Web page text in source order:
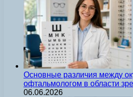
Основные различия между
офтальмологом в области
06.06.2026